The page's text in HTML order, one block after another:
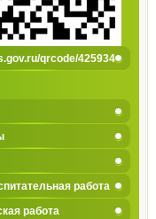
qrcode/425934
работа
работа